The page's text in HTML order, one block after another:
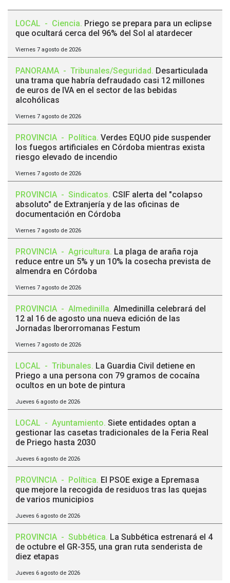
LOCAL - Ciencia. Priego se prepara para un eclipse
que ocultará cerca del 96% del Sol al atardecer
Viernes 7 agosto de 2026
PANORAMA - Tribunales/Seguridad. Desarticulada
una trama que habría defraudado casi 12 millones
de euros de IVA en el sector de las bebidas
alcohólicas
Viernes 7 agosto de 2026
PROVINCIA - Política. Verdes EQUO pide suspender
los fuegos artificiales en Córdoba mientras exista
riesgo elevado de incendio
Viernes 7 agosto de 2026
PROVINCIA - Sindicatos. CSIF alerta del "colapso
absoluto" de Extranjería y de las oficinas de
documentación en Córdoba
Viernes 7 agosto de 2026
PROVINCIA - Agricultura. La plaga de araña roja
reduce entre un 5% y un 10% la cosecha prevista de
almendra en Córdoba
Viernes 7 agosto de 2026
PROVINCIA - Almedinilla. Almedinilla celebrará del
12 al 16 de agosto una nueva edición de las
Jornadas Iberorromanas Festum
Viernes 7 agosto de 2026
LOCAL - Tribunales. La Guardia Civil detiene en
Priego a una persona con 79 gramos de cocaína
ocultos en un bote de pintura
Jueves 6 agosto de 2026
LOCAL - Ayuntamiento. Siete entidades optan a
gestionar las casetas tradicionales de la Feria Real
de Priego hasta 2030
Jueves 6 agosto de 2026
PROVINCIA - Política. El PSOE exige a Epremasa
que mejore la recogida de residuos tras las quejas
de varios municipios
Jueves 6 agosto de 2026
PROVINCIA - Subbética. La Subbética estrenará el 4
de octubre el GR-355, una gran ruta senderista de
diez etapas
Jueves 6 agosto de 2026